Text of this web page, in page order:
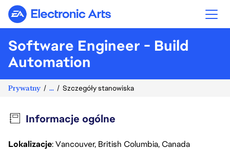
Electronic Arts
Software Engineer - Build
Automation
Prywatny ... Szczegóły stanowiska
Informacje ogólne
Lokalizacje: Vancouver, British Columbia, Canada